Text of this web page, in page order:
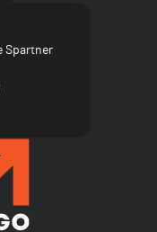
Spartner